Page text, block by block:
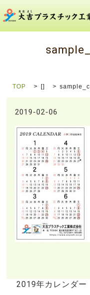
TOP []
2019-02-06
2019年カレンダー